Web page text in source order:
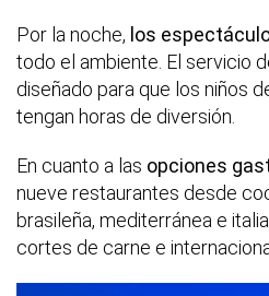
Por la noche, los
todo el ambiente. El servicio
diseñado para que los niños
tengan horas de diversión.
En cuanto a las opciones
nueve restaurantes desde
brasileña, mediterránea e
cortes de carne e